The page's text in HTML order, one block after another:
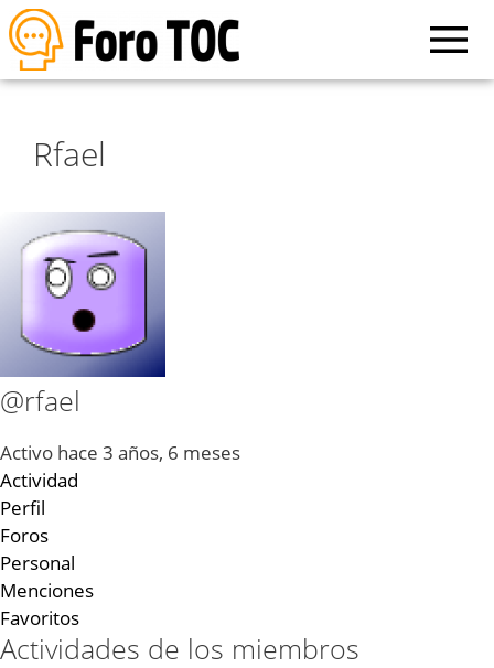
Rfael
@rfael
Activo hace 3 años, 6 meses
Actividad
Perfil
Foros
Personal
Menciones
Favoritos
Actividades de los miembros